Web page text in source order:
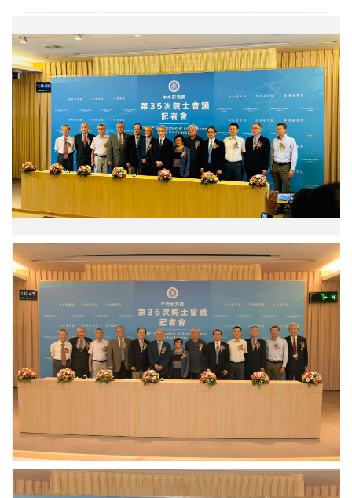
左
到
右：
王
金
龍、
張
大
柯
志
明、
彭
信
蕭
高
彥、
王
澤
鑑、
院
長、
蔡
宜
芳、
楊
儒
賓、
黃
從
左
到
右：
王
元、
柯
志
明、
彭
信
坤、
蕭
高
從
左